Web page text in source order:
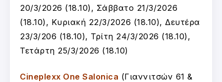
20/3/2026 (18.10), Σάββατο 21/3/2026
(18.10), Κυριακή 22/3/2026 (18.10), Δευτέρα
23/3/206 (18.10), Τρίτη 24/3/2026 (18.10),
Τετάρτη 25/3/2026 (18.10)
Cineplexx One Salonica (Γιαννιτσών 61 &